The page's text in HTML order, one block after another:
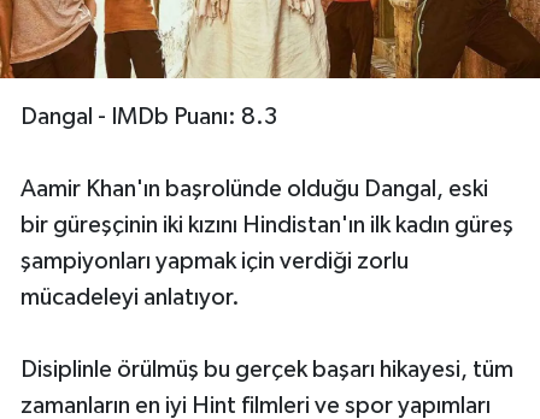
Dangal - IMDb Puanı: 8.3
Aamir Khan'ın başrolünde olduğu Dangal, eski
bir güreşçinin iki kızını Hindistan'ın ilk kadın güreş
şampiyonları yapmak için verdiği zorlu
mücadeleyi anlatıyor.
Disiplinle örülmüş bu gerçek başarı hikayesi, tüm
zamanların en iyi Hint filmleri ve spor yapımları